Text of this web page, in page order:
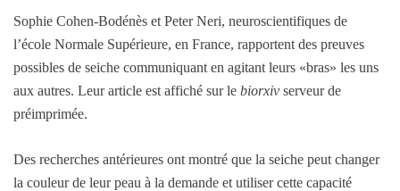
Sophie Cohen-Bodénès et Peter Neri, neuroscientifiques de
l’école Normale Supérieure, en France, rapportent des preuves
possibles de seiche communiquant en agitant leurs «bras» les uns
aux autres. Leur article est affiché sur le biorxiv serveur de
préimprimée.
Des recherches antérieures ont montré que la seiche peut changer
la couleur de leur peau à la demande et utiliser cette capacité